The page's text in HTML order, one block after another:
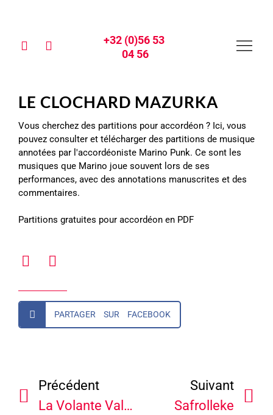
+32 (0)56 53
04 56
LE CLOCHARD MAZURKA
Vous cherchez des partitions pour accordéon ? Ici, vous
pouvez consulter et télécharger des partitions de musique
annotées par l'accordéoniste Marino Punk. Ce sont les
musiques que Marino joue souvent lors de ses
performances, avec des annotations manuscrites et des
commentaires.
Partitions gratuites pour accordéon en PDF
PARTAGER SUR FACEBOOK
Précédent
La Volante Valse
Suivant
Safrolleke